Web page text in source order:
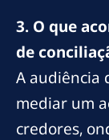
3. O que
de
A audiência
mediar um
credores,